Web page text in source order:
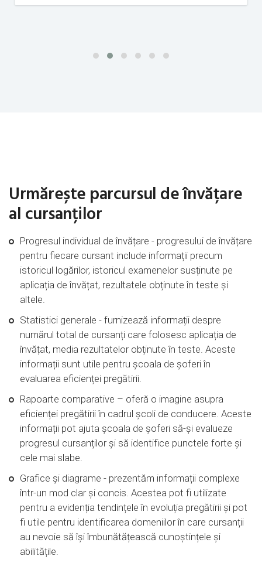
Urmărește parcursul de învățare
al cursanților
Progresul individual de învățare - progresului de învățare
pentru fiecare cursant include informații precum
istoricul logărilor, istoricul examenelor susținute pe
aplicația de învățat, rezultatele obținute în teste și
altele.
Statistici generale - furnizează informații despre
numărul total de cursanți care folosesc aplicația de
învățat, media rezultatelor obținute în teste. Aceste
informații sunt utile pentru școala de șoferi în
evaluarea eficienței pregătirii.
Rapoarte comparative – oferă o imagine asupra
eficienței pregătirii în cadrul școli de conducere. Aceste
informații pot ajuta școala de șoferi să-și evalueze
progresul cursanților și să identifice punctele forte și
cele mai slabe.
Grafice și diagrame - prezentăm informații complexe
într-un mod clar și concis. Acestea pot fi utilizate
pentru a evidenția tendințele în evoluția pregătirii și pot
fi utile pentru identificarea domeniilor în care cursanții
au nevoie să își îmbunătățească cunoștințele și
abilitățile.